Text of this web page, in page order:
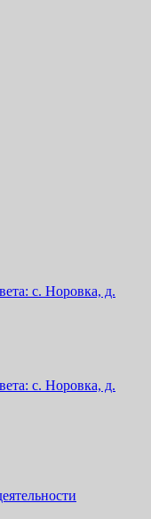
с. Норовка, д.
с. Норовка, д.